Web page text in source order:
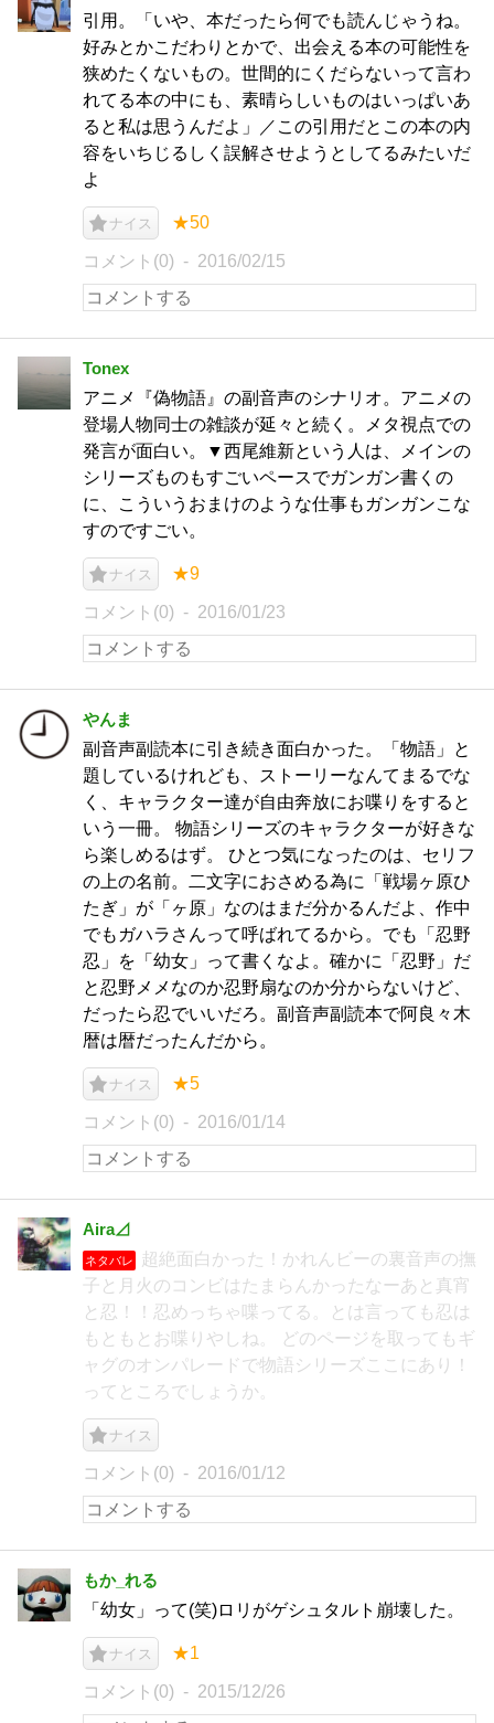
引用。「いや、本だったら何でも読んじゃうね。
好みとかこだわりとかで、出会える本の可能性を
狭めたくないもの。世間的にくだらないって言わ
れてる本の中にも、素晴らしいものはいっぱいあ
ると私は思うんだよ」／この引用だとこの本の内
容をいちじるしく誤解させようとしてるみたいだ
よ
ナイス ★50
コメント(0) 2016/02/15
Tonex
アニメ『偽物語』の副音声のシナリオ。アニメの
登場人物同士の雑談が延々と続く。メタ視点での
発言が面白い。▼西尾維新という人は、メインの
シリーズものもすごいペースでガンガン書くの
に、こういうおまけのような仕事もガンガンこな
すのですごい。
ナイス ★9
コメント(0) 2016/01/23
やんま
副音声副読本に引き続き面白かった。「物語」と
題しているけれども、ストーリーなんてまるでな
く、キャラクター達が自由奔放にお喋りをすると
いう一冊。 物語シリーズのキャラクターが好きな
ら楽しめるはず。 ひとつ気になったのは、セリフ
の上の名前。二文字におさめる為に「戦場ヶ原ひ
たぎ」が「ヶ原」なのはまだ分かるんだよ、作中
でもガハラさんって呼ばれてるから。でも「忍野
忍」を「幼女」って書くなよ。確かに「忍野」だ
と忍野メメなのか忍野扇なのか分からないけど、
だったら忍でいいだろ。副音声副読本で阿良々木
暦は暦だったんだから。
ナイス ★5
コメント(0) 2016/01/14
Aira⊿
ネタバレ
超絶面白かった！かれんビーの裏音声の撫
子と月火のコンビはたまらんかったなーあと真宵
と忍！！忍めっちゃ喋ってる。とは言っても忍は
もともとお喋りやしね。 どのページを取ってもギ
ャグのオンパレードで物語シリーズここにあり！
ってところでしょうか。
ナイス
コメント(0) 2016/01/12
もか_れる
「幼女」って(笑)ロリがゲシュタルト崩壊した。
ナイス ★1
コメント(0) 2015/12/26